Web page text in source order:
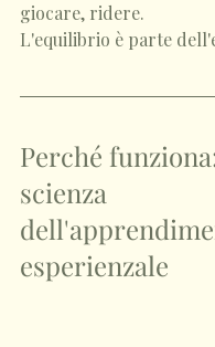
giocare, ridere.
L'equilibrio è parte
Perché
scienza
esperienzale